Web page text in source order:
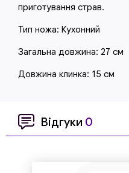
приготування страв.
Тип ножа: Кухонний
Загальна довжина: 27 см
Довжина клинка: 15 см
Відгуки 0